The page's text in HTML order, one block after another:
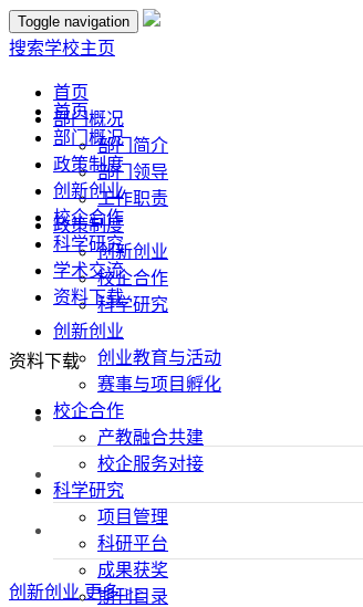
Toggle navigation
搜索学校主页
首页
部门概况
部门简介
部门领导
工作职责
政策制度
创新创业
校企合作
科学研究
创新创业
创业教育与活动
赛事与项目孵化
校企合作
产教融合共建
校企服务对接
科学研究
项目管理
科研平台
成果获奖
期刊目录
首页
部门概况
政策制度
创新创业
校企合作
科学研究
学术交流
资料下载
资料下载
创新创业 更多 >>